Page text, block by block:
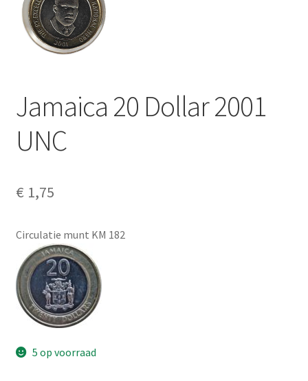
Winkelmand
Afrekenen
Alg. voorw.
Privacybeleid PMH Enibas
Jamaica 20 Dollar 2001
UNC
€ 1,75
Circulatie munt KM 182
5 op voorraad